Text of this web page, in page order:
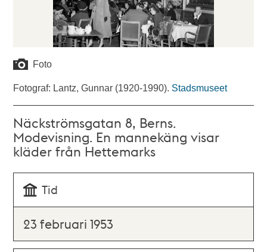
Foto
Fotograf: Lantz, Gunnar (1920-1990). Stadsmuseet
Näckströmsgatan 8, Berns.
Modevisning. En mannekäng visar
kläder från Hettemarks
Tid
23 februari 1953